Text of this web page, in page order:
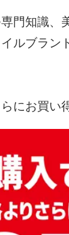
門知識、
ルブランド